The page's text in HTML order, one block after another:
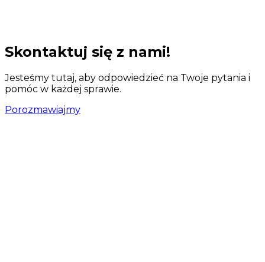
Skontaktuj się z nami!
Jesteśmy tutaj, aby odpowiedzieć na Twoje pytania i
pomóc w każdej sprawie.
Porozmawiajmy